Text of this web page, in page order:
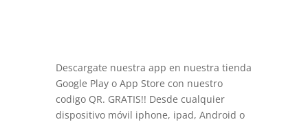
Descargate nuestra app en nuestra tienda
Google Play o App Store con nuestro
codigo QR. GRATIS!! Desde cualquier
dispositivo móvil iphone, ipad, Android o